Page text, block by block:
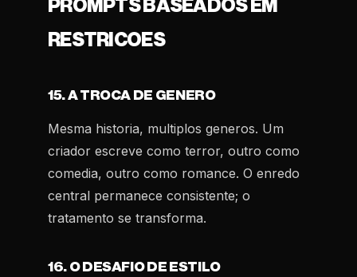
PROMPTS BASEADOS EM
RESTRICOES
15. A TROCA DE GENERO
Mesma historia, multiplos generos. Um
criador escreve como terror, outro como
comedia, outro como romance. O enredo
central permanece consistente; o
tratamento se transforma.
16. O DESAFIO DE ESTILO